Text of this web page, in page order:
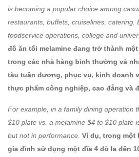
is becoming a popular choice among
restaurants, buffets, cruiselines, catering,
foodservice operations, college and
đồ ăn tối melamine đang trở thành
trong các nhà hàng bình thường và
tàu tuần dương, phục vụ, kinh doanh
thực phẩm công nghiệp, cao đẳng và
For example, in a family dining operation
$10 plate vs. a melamine $4 to $10 plate
but not in performance. Ví dụ, trong một
gia đình sử dụng một đĩa 4 đô la đến